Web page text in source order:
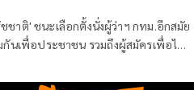
ชาติ' ชนะเลือกตั้งนั่งผู้ว่าฯ กทม.อีกสมัย
นเพื่อประชาชน รวมถึงผู้สมัครเพื่อไทย